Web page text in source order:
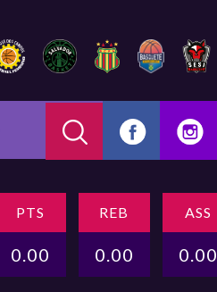
PTS
0.00
REB
0.00
ASS
0.00